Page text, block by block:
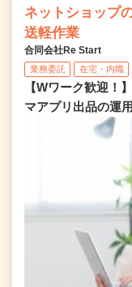
ネットショップ
送軽作業
合同会社Re Start
業務委託 在宅・内職
【Wワーク歓迎！
マアプリ出品の運